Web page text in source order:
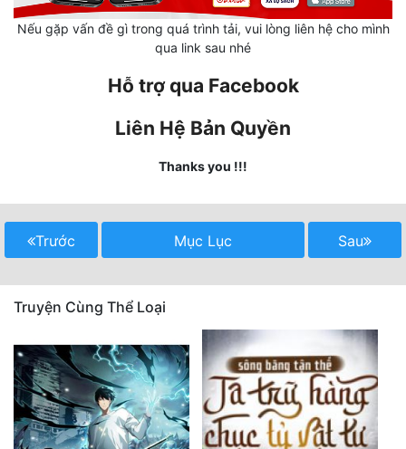
Làm Giàu
Ngược
Nữ Cường
Phương Tây
Phản Phái
Quan Trường
Nếu gặp vấn đề gì trong quá trình tải, vui lòng liên hệ cho mình
qua link sau nhé
Hỗ trợ qua Facebook
Liên Hệ Bản Quyền
Thanks you !!!
Trước Mục Lục Sau
Truyện Cùng Thể Loại